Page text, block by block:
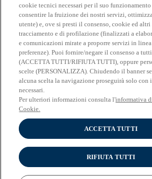
organizzati da partner di Università
soggetti terzi, attività promozionali,
a iniziative di ricerca
- lettera e)
PRESTO IL CONSENSO
NEGO IL
Cookies Impostazioni dei
INFORMATIVA RELATIVA AL TRATTAMENTO DEI
cookie tecnici necessari per il suo
consentire la fruizione dei nostri servizi,
utente) e, ove si presti il consenso, cookie ed
tracciamento e di profilazione (finalizzati a
e comunicazioni mirate a proporre servizi in
preferenze). Puoi fornire/negare il consenso a
(ACCETTA TUTTI/RIFIUTA TUTTI), oppure
scelte (PERSONALIZZA). Chiudendo il banner
alcuna scelta la navigazione proseguirà solo con
necessari.
Per ulteriori informazioni consulta l'informativa
Cookie.
ACCETTA TUTTI
RIFIUTA TUTTI